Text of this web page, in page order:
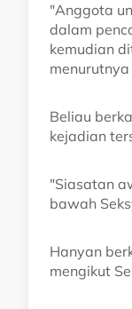
"Anggota
dalam
kemudian
Beliau
kejadian
"Siasatan
bawah
Hanyan
mengikut